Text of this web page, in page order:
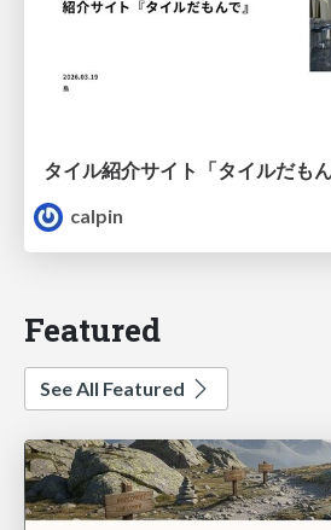
タイル紹介サイト「タイルだもん
calpin
Featured
See All Featured